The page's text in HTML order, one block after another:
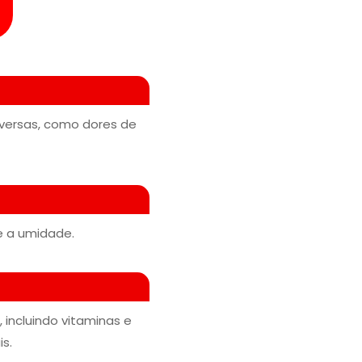
como dores de
a umidade.
vitaminas e